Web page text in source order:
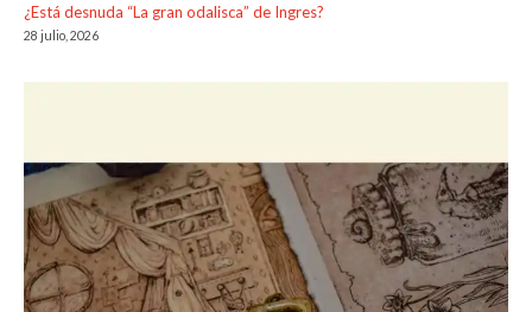
¿Está desnuda “La gran odalisca” de Ingres?
28 julio, 2026